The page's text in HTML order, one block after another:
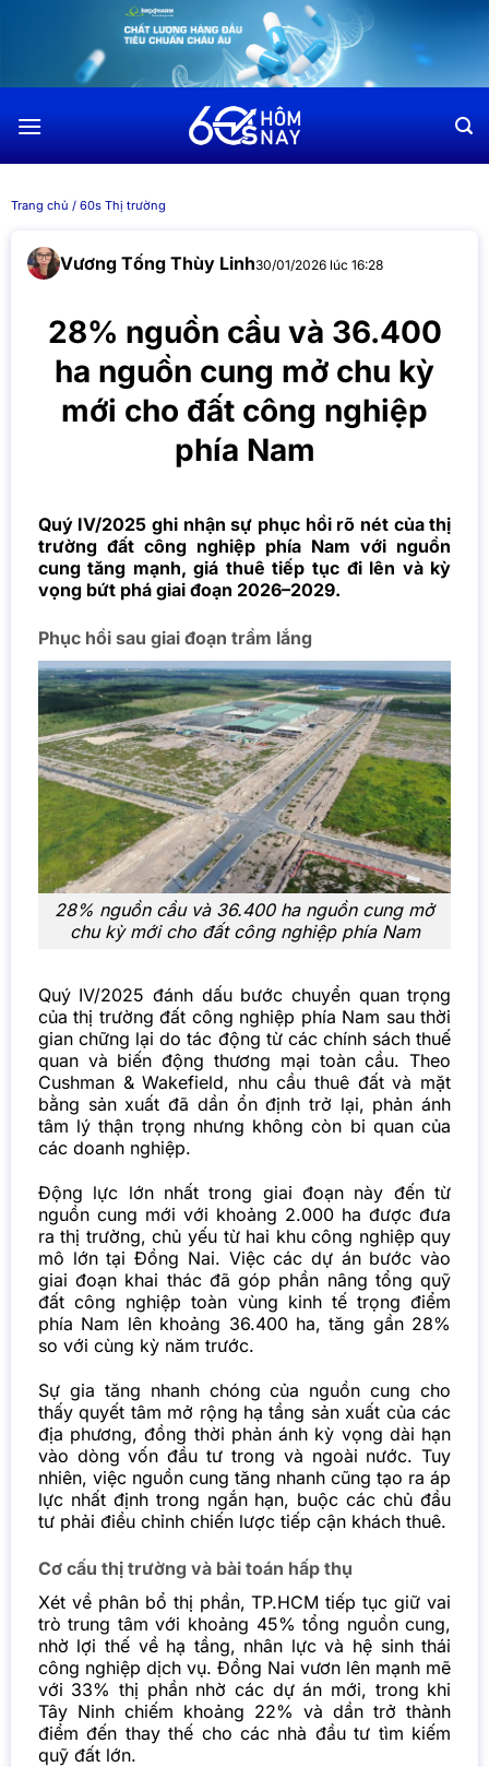
dung
Trang chủ / 60s Thị trường
Vương Tống Thùy Linh30/01/2026 lúc 16:28
28% nguồn cầu và 36.400
ha nguồn cung mở chu kỳ
mới cho đất công nghiệp
phía Nam
Quý IV/2025 ghi nhận sự phục hồi rõ nét của thị
trường đất công nghiệp phía Nam với nguồn
cung tăng mạnh, giá thuê tiếp tục đi lên và kỳ
vọng bứt phá giai đoạn 2026–2029.
Phục hồi sau giai đoạn trầm lắng
28% nguồn cầu và 36.400 ha nguồn cung mở
chu kỳ mới cho đất công nghiệp phía Nam
Quý IV/2025 đánh dấu bước chuyển quan trọng
của thị trường đất công nghiệp phía Nam sau thời
gian chững lại do tác động từ các chính sách thuế
quan và biến động thương mại toàn cầu. Theo
Cushman & Wakefield, nhu cầu thuê đất và mặt
bằng sản xuất đã dần ổn định trở lại, phản ánh
tâm lý thận trọng nhưng không còn bi quan của
các doanh nghiệp.
Động lực lớn nhất trong giai đoạn này đến từ
nguồn cung mới với khoảng 2.000 ha được đưa
ra thị trường, chủ yếu từ hai khu công nghiệp quy
mô lớn tại Đồng Nai. Việc các dự án bước vào
giai đoạn khai thác đã góp phần nâng tổng quỹ
đất công nghiệp toàn vùng kinh tế trọng điểm
phía Nam lên khoảng 36.400 ha, tăng gần 28%
so với cùng kỳ năm trước.
Sự gia tăng nhanh chóng của nguồn cung cho
thấy quyết tâm mở rộng hạ tầng sản xuất của các
địa phương, đồng thời phản ánh kỳ vọng dài hạn
vào dòng vốn đầu tư trong và ngoài nước. Tuy
nhiên, việc nguồn cung tăng nhanh cũng tạo ra áp
lực nhất định trong ngắn hạn, buộc các chủ đầu
tư phải điều chỉnh chiến lược tiếp cận khách thuê.
Cơ cấu thị trường và bài toán hấp thụ
Xét về phân bổ thị phần, TP.HCM tiếp tục giữ vai
trò trung tâm với khoảng 45% tổng nguồn cung,
nhờ lợi thế về hạ tầng, nhân lực và hệ sinh thái
công nghiệp dịch vụ. Đồng Nai vươn lên mạnh mẽ
với 33% thị phần nhờ các dự án mới, trong khi
Tây Ninh chiếm khoảng 22% và dần trở thành
điểm đến thay thế cho các nhà đầu tư tìm kiếm
quỹ đất lớn.